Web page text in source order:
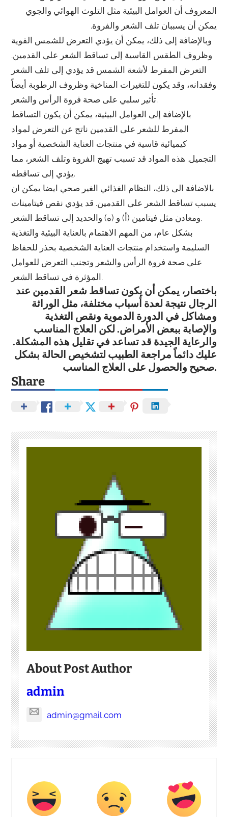
المعروف أن العوامل البيئية مثل التلوث الهوائي والجوي
يمكن أن يسببان تلف الشعر والفروة.
وبالإضافة إلى ذلك، يمكن أن يؤدي التعرض للشمس القوية
وظروف الطقس القاسية إلى تساقط الشعر على القدمين.
التعرض المفرط لأشعة الشمس قد يؤدي إلى تلف الشعر
وفقدانه، وقد يكون للتغيرات المناخية وظروف الرطوبة أيضاً
تأثير سلبي على صحة فروة الرأس والشعر.
بالإضافة إلى العوامل البيئية، يمكن أن يكون التساقط
المفرط للشعر على القدمين ناتج عن التعرض لمواد
كيميائية قاسية في منتجات العناية الشخصية أو مواد
التجميل. هذه المواد قد تسبب تهيج الفروة وتلف الشعر، مما
يؤدي إلى تساقطه.
بالاضافة الى ذلك، النظام الغذائي الغير صحي ايضا يمكن ان
يسبب تساقط الشعر على القدمين. قد يؤدي نقص فيتامينات
ومعادن مثل فيتامين (أ) و (ه) والحديد إلى تساقط الشعر.
بشكل عام، من المهم الاهتمام بالعناية البيئية والتغذية
السليمة واستخدام منتجات العناية الشخصية بحذر للحفاظ
على صحة فروة الرأس والشعر وتجنب التعرض للعوامل
المؤثرة في تساقط الشعر.
باختصار، يمكن أن يكون تساقط شعر القدمين عند
الرجال نتيجة لعدة أسباب مختلفة، مثل الوراثة
ومشاكل في الدورة الدموية ونقص التغذية
والإصابة ببعض الأمراض. لكن العلاج المناسب
والرعاية الجيدة قد تساعد في تقليل هذه المشكلة.
عليك دائماً مراجعة الطبيب لتشخيص الحالة بشكل
صحيح والحصول على العلاج المناسب.
Share
About Post Author
admin
admin@gmail.com